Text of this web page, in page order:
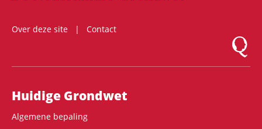
Over deze site
Contact
Logo
Hoofdnavigatie
Huidige Grondwet
Algemene bepaling